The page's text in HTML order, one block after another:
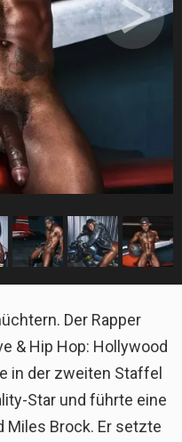
Der Rapper
& Hip Hop: Hollywood
in der zweiten Staffel
Star und führte eine
Miles Brock. Er setzte